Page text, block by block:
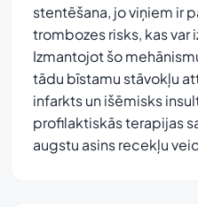
stentēšana, jo viņiem ir
trombozes risks, kas var
Izmantojot šo
tādu bīstamu stāvokļu
infarkts un išēmisks
profilaktiskās terapijas
augstu asins recekļu